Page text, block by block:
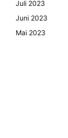
Juli 2023
Juni 2023
Mai 2023